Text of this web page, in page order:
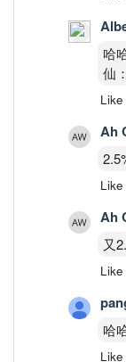
哈
仙
Like
Ah
Like
Ah
又
Like
哈
Like